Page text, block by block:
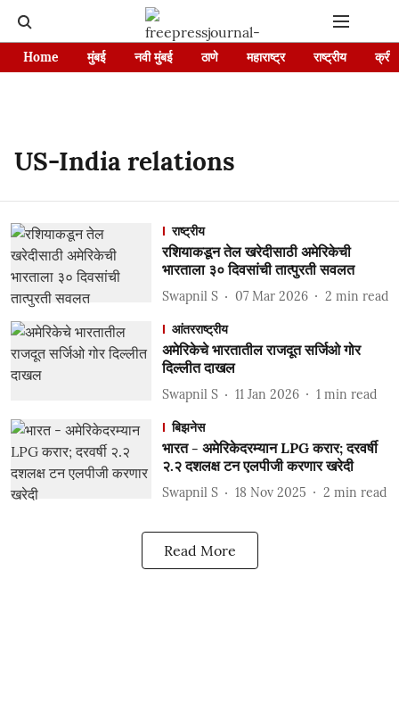
Home मुंबई नवी मुंबई ठाणे महाराष्ट्र राष्ट्रीय
US-India relations
राष्ट्रीय
रशियाकडून तेल खरेदीसाठी अमेरिकेची
भारताला ३० दिवसांची तात्पुरती सवलत
Swapnil S 07 Mar 2026 2 min read
आंतरराष्ट्रीय
अमेरिकेचे भारतातील राजदूत सर्जिओ गोर
दिल्लीत दाखल
Swapnil S 11 Jan 2026 1 min read
बिझनेस
भारत - अमेरिकेदरम्यान LPG करार; दरवर्षी
२.२ दशलक्ष टन एलपीजी करणार खरेदी
Swapnil S 18 Nov 2025 2 min read
Read More